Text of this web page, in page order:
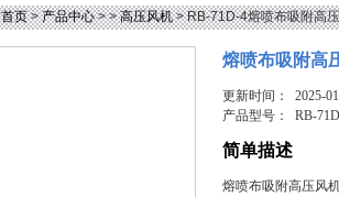
首页>产品中心> >高压风机> RB-71D-4熔喷布吸附高
熔喷布吸附高
更新时间： 2025-
产品型号：RB-
简单描述
熔喷布吸附高压风